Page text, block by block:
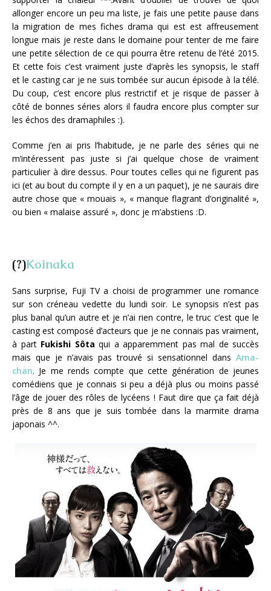
allonger encore un peu ma liste, je fais une petite pause dans
la migration de mes fiches drama qui est est affreusement
longue mais je reste dans le domaine pour tenter de me faire
une petite sélection de ce qui pourra être retenu de l’été 2015.
Et cette fois c’est vraiment juste d’après les synopsis, le staff
et le casting car je ne suis tombée sur aucun épisode à la télé.
Du coup, c’est encore plus restrictif et je risque de passer à
côté de bonnes séries alors il faudra encore plus compter sur
les échos des dramaphiles :).
Comme j’en ai pris l’habitude, je ne parle des séries qui ne
m’intéressent pas juste si j’ai quelque chose de vraiment
particulier à dire dessus. Pour toutes celles qui ne figurent pas
ici (et au bout du compte il y en a un paquet), je ne saurais dire
autre chose que « mouais », « manque flagrant d’originalité »,
ou bien « malaise assuré », donc je m’abstiens :D.
(?)Koinaka
Sans surprise, Fuji TV a choisi de programmer une romance
sur son créneau vedette du lundi soir. Le synopsis n’est pas
plus banal qu’un autre et je n’ai rien contre, le truc c’est que le
casting est composé d’acteurs que je ne connais pas vraiment,
à part Fukishi Sôta qui a apparemment pas mal de succès
mais que je n’avais pas trouvé si sensationnel dans Ama-
chan. Je me rends compte que cette génération de jeunes
comédiens que je connais si peu a déjà plus ou moins passé
l’âge de jouer des rôles de lycéens ! Faut dire que ça fait déjà
près de 8 ans que je suis tombée dans la marmite drama
japonais ^^.